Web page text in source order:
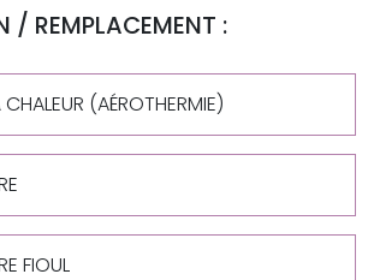
/ REMPLACEMENT :
(AÉROTHERMIE)
FIOUL